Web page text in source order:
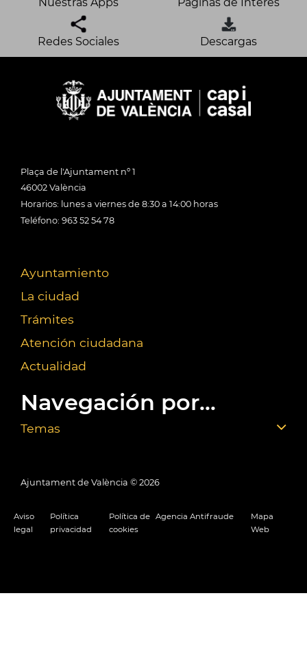
Redes Sociales Descargas
Plaça de l'Ajuntament nº 1
46002 València
Horarios: lunes a viernes de 8:30 a 14:00 horas
Teléfono: 963 52 54 78
Ayuntamiento
La ciudad
Trámites
Atención ciudadana
Actualidad
Navegación por...
Temas
Ajuntament de València © 2026
Aviso
legal
Política
privacidad
Política de
cookies
Agencia Antifraude
Mapa
Web